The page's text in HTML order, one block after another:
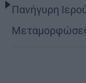
Πανήγυρη